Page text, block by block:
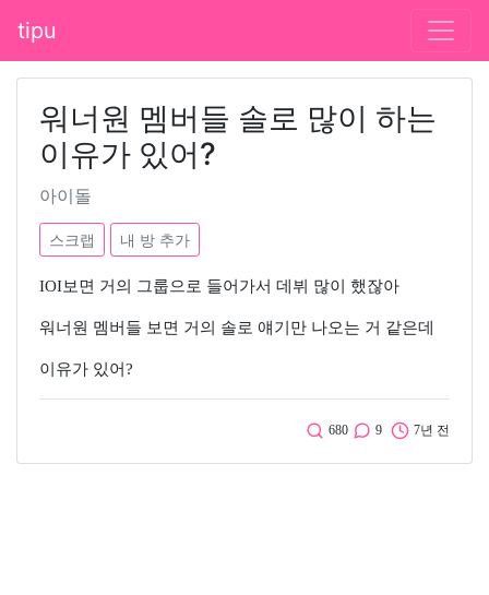
tipu
워너원 멤버들 솔로 많이 하는
이유가 있어?
아이돌
스크랩 내 방 추가
IOI보면 거의 그룹으로 들어가서 데뷔 많이 했잖아
워너원 멤버들 보면 거의 솔로 얘기만 나오는 거 같은데
이유가 있어?
680 9 7년 전